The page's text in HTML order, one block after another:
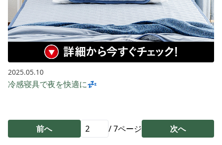
2025.05.10
冷感寝具で夜を快適に💤
前へ /7ページ 次へ